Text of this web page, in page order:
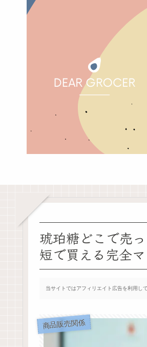
琥珀糖どこで売
短で買える完全
当サイトではアフィリエイト広告を利用して
商品販売関係